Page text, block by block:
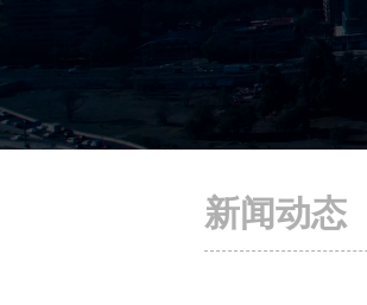
新闻动态